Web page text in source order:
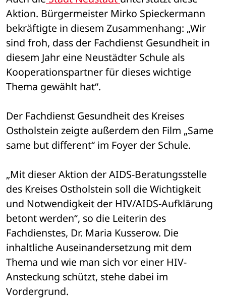
Aktion. Bürgermeister Mirko Spieckermann
bekräftigte in diesem Zusammenhang: „Wir
sind froh, dass der Fachdienst Gesundheit in
diesem Jahr eine Neustädter Schule als
Kooperationspartner für dieses wichtige
Thema gewählt hat“.
Der Fachdienst Gesundheit des Kreises
Ostholstein zeigte außerdem den Film „Same
same but different“ im Foyer der Schule.
„Mit dieser Aktion der AIDS-Beratungsstelle
des Kreises Ostholstein soll die Wichtigkeit
und Notwendigkeit der HIV/AIDS-Aufklärung
betont werden“, so die Leiterin des
Fachdienstes, Dr. Maria Kusserow. Die
inhaltliche Auseinandersetzung mit dem
Thema und wie man sich vor einer HIV-
Ansteckung schützt, stehe dabei im
Vordergrund.